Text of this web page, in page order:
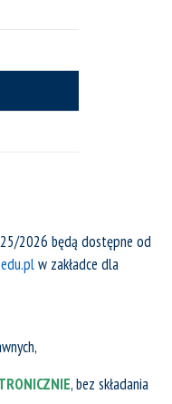
2026 będą dostępne od
w zakładce dla
, bez składania